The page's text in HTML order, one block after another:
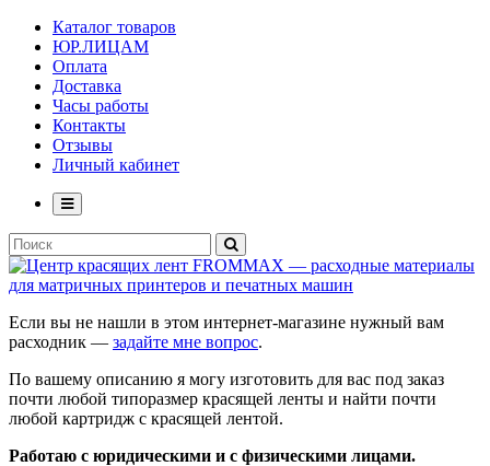
Каталог товаров
ЮР.ЛИЦАМ
Оплата
Доставка
Часы работы
Контакты
Отзывы
Личный кабинет
Если вы не нашли в этом интернет-магазине нужный вам
расходник — задайте мне вопрос.
По вашему описанию я могу изготовить для вас под заказ
почти любой типоразмер красящей ленты и найти почти
любой картридж с красящей лентой.
Работаю с юридическими и с физическими лицами.